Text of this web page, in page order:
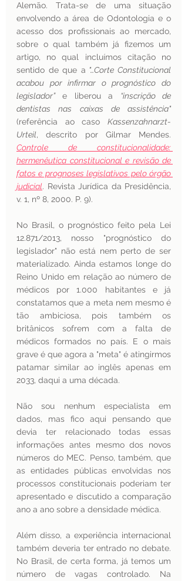
Alemão. Trata-se de uma situação
envolvendo a área de Odontologia e o
acesso dos profissionais ao mercado,
sobre o qual também já fizemos um
artigo, no qual incluímos citação no
sentido de que a "…Corte Constitucional
acabou por infirmar o prognóstico do
legislador” e liberou a “inscrição de
dentistas nas caixas de assistência"
(referência ao caso Kassenzahnarzt-
Urteil
Controle de constitucionalidade:
hermenêutica constitucional e revisão de
fatos e prognoses legislativos pelo órgão
judicial. Revista Jurídica da Presidência,
v. 1, nº 8, 2000. P. 9).
No Brasil, o prognóstico feito pela Lei
12.871/2013, nosso "prognóstico do
legislador" não está nem perto de ser
materializado. Ainda estamos longe do
Reino Unido em relação ao número de
médicos por 1.000 habitantes e já
constatamos que a meta nem mesmo é
tão ambiciosa, pois também os
britânicos sofrem com a falta de
médicos formados no país. E o mais
grave é que agora a "meta" é atingirmos
patamar similar ao inglês apenas em
2033, daqui a uma década.
Não sou nenhum especialista em
dados, mas fico aqui pensando que
devia ter relacionado todas essas
informações antes mesmo dos novos
números do MEC. Penso, também, que
as entidades públicas envolvidas nos
processos constitucionais poderiam ter
apresentado e discutido a comparação
ano a ano sobre a densidade médica.
Além disso, a experiência internacional
também deveria ter entrado no debate.
No Brasil, de certa forma, já temos um
número de vagas controlado. Na